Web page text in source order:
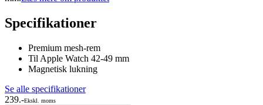
Specifikationer
Premium mesh-rem
Til Apple Watch 42-49 mm
Magnetisk lukning
Se alle specifikationer
239.-Ekskl. moms